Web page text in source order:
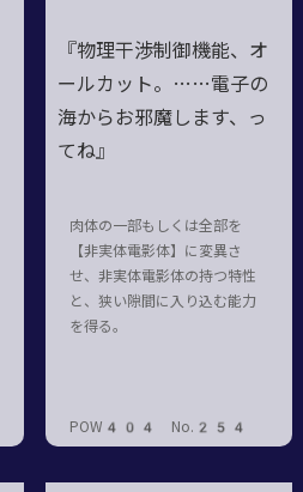
『物理干渉制御機能、オ
ールカット。……電子の
海からお邪魔します、っ
てね』
肉体の一部もしくは全部を
【非実体電影体】に変異さ
せ、非実体電影体の持つ特性
と、狭い隙間に入り込む能力
を得る。
POW404 No.254